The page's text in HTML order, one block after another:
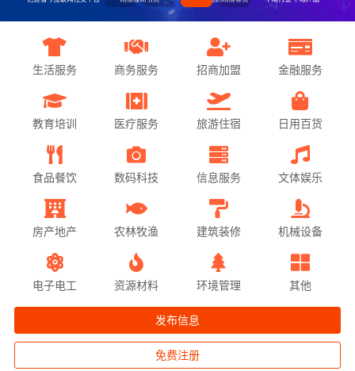
生活服务 商务服务 招商加盟 金融服务
教育培训 医疗服务 旅游住宿 日用百货
食品餐饮 数码科技 信息服务 文体娱乐
房产地产 农林牧渔 建筑装修 机械设备
电子电工 资源材料 环境管理 其他
发布信息
免费注册